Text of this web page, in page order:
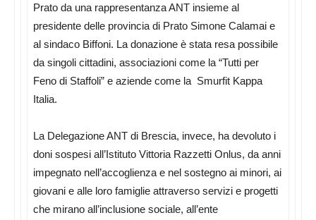
Prato da una rappresentanza ANT insieme al
presidente delle provincia di Prato Simone Calamai e
al sindaco Biffoni. La donazione è stata resa possibile
da singoli cittadini, associazioni come la “Tutti per
Feno di Staffoli” e aziende come la Smurfit Kappa
Italia.
La Delegazione ANT di Brescia, invece, ha devoluto i
doni sospesi all’Istituto Vittoria Razzetti Onlus, da anni
impegnato nell’accoglienza e nel sostegno ai minori, ai
giovani e alle loro famiglie attraverso servizi e progetti
che mirano all’inclusione sociale, all’ente